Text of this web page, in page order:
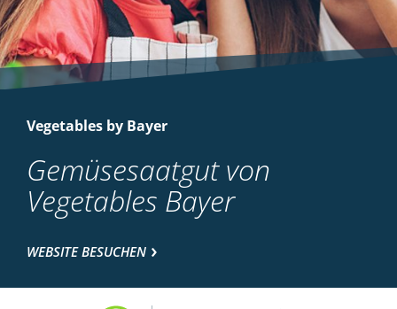
Vegetables by Bayer
Gemüsesaatgut von
Vegetables Bayer
WEBSITE BESUCHEN